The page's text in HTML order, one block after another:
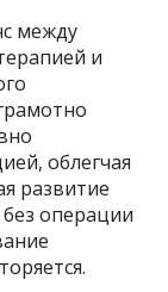
между
и
облегчая
развитие
операции